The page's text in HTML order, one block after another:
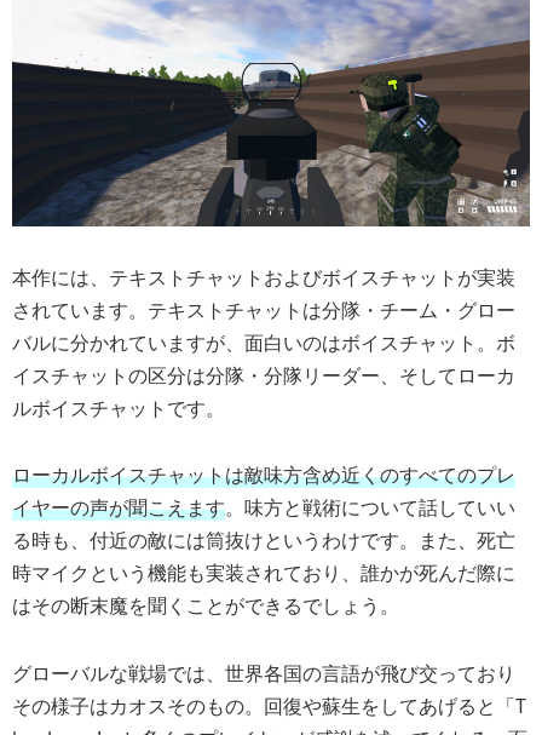
本作には、テキストチャットおよびボイスチャットが実装
されています。テキストチャットは分隊・チーム・グロー
バルに分かれていますが、面白いのはボイスチャット。ボ
イスチャットの区分は分隊・分隊リーダー、そしてローカ
ルボイスチャットです。
ローカルボイスチャットは敵味方含め近くのすべてのプレ
イヤーの声が聞こえます。味方と戦術について話していい
る時も、付近の敵には筒抜けというわけです。また、死亡
時マイクという機能も実装されており、誰かが死んだ際に
はその断末魔を聞くことができるでしょう。
グローバルな戦場では、世界各国の言語が飛び交っており
その様子はカオスそのもの。回復や蘇生をしてあげると「T